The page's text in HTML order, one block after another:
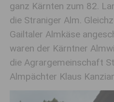
ganz Kärnten zum 82.
die Straniger Alm.
Gailtaler Almkäse
waren der Kärntner
die Agrargemeinschaft
Almpächter Klaus